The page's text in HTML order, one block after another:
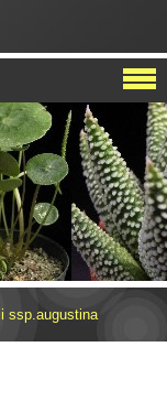
ssp.augustina